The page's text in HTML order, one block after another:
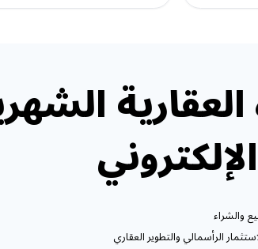
الإلكتروني
والشراء
الرأسمالي والتطوير العقاري